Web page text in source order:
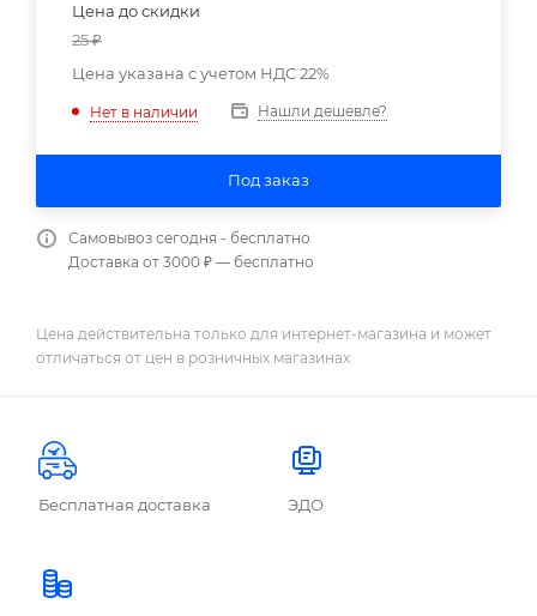
Цена до скидки
25₽
Цена указана с учетом НДС 22%
Нет в наличии Нашли дешевле?
Под заказ
Самовывоз сегодня - бесплатно
Доставка от 3000 ₽ — бесплатно
Цена действительна только для интернет-магазина и может
отличаться от цен в розничных магазинах
Бесплатная доставка ЭДО